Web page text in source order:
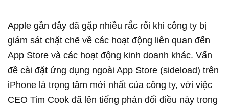
Apple gần đây đã gặp nhiều rắc rối khi công ty bị
giám sát chặt chẽ về các hoạt động liên quan đến
App Store và các hoạt động kinh doanh khác. Vấn
đề cài đặt ứng dụng ngoài App Store (sideload) trên
iPhone là trọng tâm mới nhất của công ty, với việc
CEO Tim Cook đã lên tiếng phản đối điều này trong